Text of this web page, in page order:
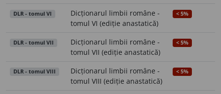
DLR - tomul VI
Dicționarul limbii române -
tomul VI (ediție anastatică)
< 5%
DLR - tomul VII
Dicționarul limbii române -
tomul VII (ediție anastatică)
< 5%
DLR - tomul VIII
Dicționarul limbii române -
tomul VIII (ediție anastatică)
< 5%